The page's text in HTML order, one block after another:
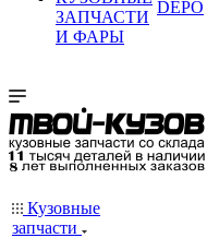
ЗАПЧАСТИ
И ФАРЫ
DEPO
Кузовные
запчасти